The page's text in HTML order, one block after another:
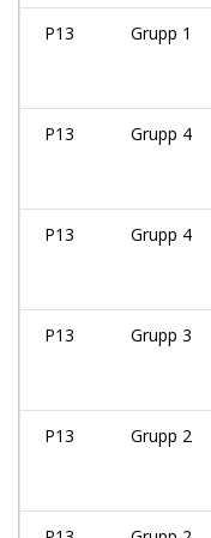
P13 Grupp 1
P13 Grupp 4
P13 Grupp 4
P13 Grupp 3
P13 Grupp 2